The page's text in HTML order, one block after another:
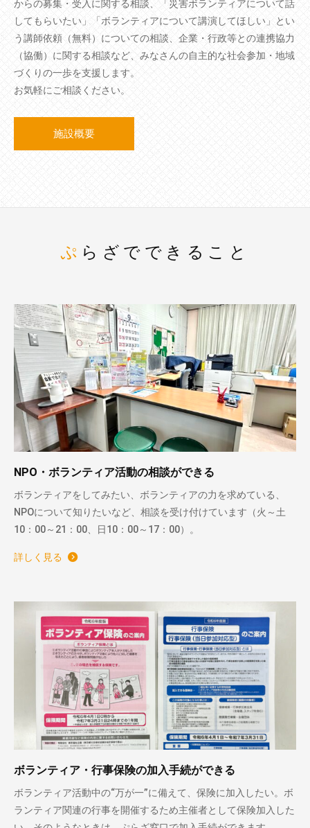
からの募集・受入に関する相談、「災害ボランティアについて話
してもらいたい」「ボランティアについて講演してほしい」とい
う講師依頼（無料）についての相談、企業・行政等との連携協力
（協働）に関する相談など、みなさんの自主的な社会参加・地域
づくりの一歩を支援します。
お気軽にご相談ください。
施設概要
ぷらざでできること
NPO・ボランティア活動の相談ができる
ボランティアをしてみたい、ボランティアの力を求めている、
NPOについて知りたいなど、相談を受け付けています（火～土
10：00～21：00、日10：00～17：00）。
詳しく見る
ボランティア・行事保険の加入手続ができる
ボランティア活動中の“万が一”に備えて、保険に加入したい。ボ
ランティア関連の行事を開催するため主催者として保険加入した